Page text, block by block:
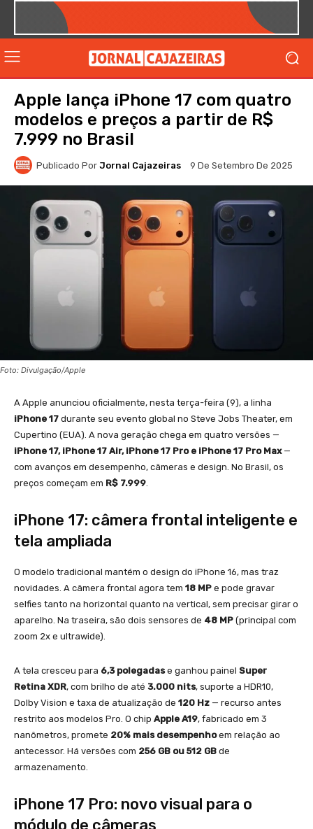
Apple lança iPhone 17 com quatro
modelos e preços a partir de R$
7.999 no Brasil
Publicado Por Jornal Cajazeiras 9 De Setembro De 2025
Foto: Divulgação/Apple
A Apple anunciou oficialmente, nesta terça-feira (9), a linha
iPhone 17 durante seu evento global no Steve Jobs Theater, em
Cupertino (EUA). A nova geração chega em quatro versões —
iPhone 17, iPhone 17 Air, iPhone 17 Pro e iPhone 17 Pro Max—
com avanços em desempenho, câmeras e design. No Brasil, os
preços começam em R$ 7.999.
iPhone 17: câmera frontal inteligente e
tela ampliada
O modelo tradicional mantém o design do iPhone 16, mas traz
novidades. A câmera frontal agora tem 18 MP e pode gravar
selfies tanto na horizontal quanto na vertical, sem precisar girar o
aparelho. Na traseira, são dois sensores de 48 MP (principal com
zoom 2x e ultrawide).
A tela cresceu para 6,3 polegadase ganhou painel Super
Retina XDR, com brilho de até 3.000 nits, suporte a HDR10,
Dolby Vision e taxa de atualização de 120 Hz — recurso antes
restrito aos modelos Pro. O chip Apple A19, fabricado em 3
nanômetros, promete 20% mais desempenhoem relação ao
antecessor. Há versões com 256 GB ou 512 GB de
armazenamento.
iPhone 17 Pro: novo visual para o